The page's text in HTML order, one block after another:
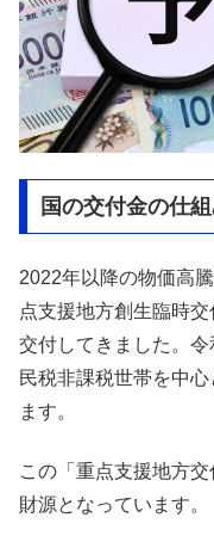
国の交付金の仕
2022年以降の物価高
点支援地方創生臨時
交付してきました。
民税非課税世帯を中
ます。
この「重点支援地方
財源となっています。